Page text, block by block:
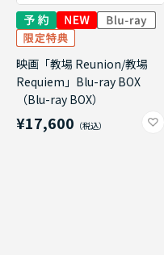
映画「教場 Reunion/教場
Requiem」Blu-ray BOX
（Blu-ray BOX）
¥17,600